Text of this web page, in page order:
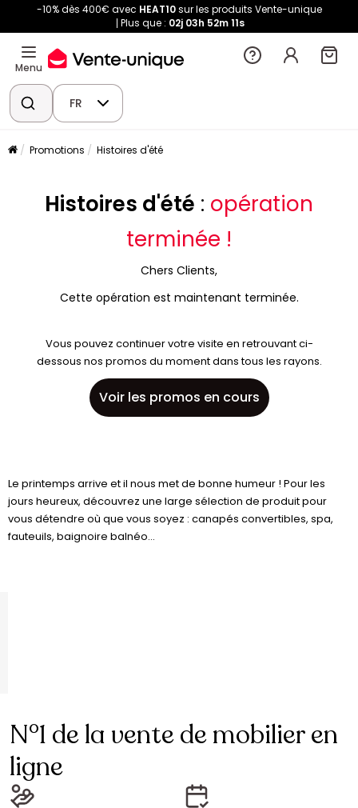
-10% dès 400€ avec HEAT10sur les produits Vente-unique
Plus que : 02j 03h 52m11s
Menu
FR
Promotions Histoires d'été
Histoires d'été : opération
terminée !
Chers Clients,
Cette opération est maintenant terminée.
Vous pouvez continuer votre visite en retrouvant ci-
dessous nos promos du moment dans tous les rayons.
Voir les promos en cours
Le printemps arrive et il nous met de bonne humeur ! Pour les
jours heureux, découvrez une large sélection de produit pour
vous détendre où que vous soyez : canapés convertibles, spa,
fauteuils, baignoire balnéo...
N°1 de la vente de mobilier en
ligne